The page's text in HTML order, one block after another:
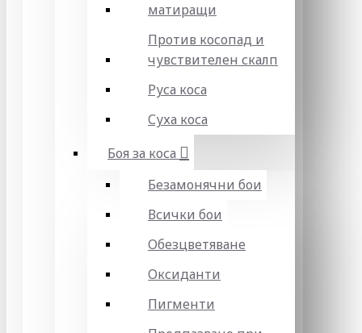
матиращи
Против косопад и
чувствителен скалп
Руса коса
Суха коса
Боя за коса
Безамонячни бои
Всички бои
Обезцветяване
Оксиданти
Пигменти